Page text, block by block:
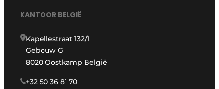
KANTOOR BELGIË
Kapellestraat 132/1
Gebouw G
8020 Oostkamp België
+32 50 36 81 70